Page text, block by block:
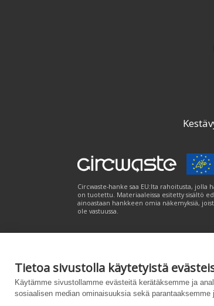
Tietoa sivustolla käytetyistä
Käytämme sivustollamme evästeitä kerätäksemme ja
sosiaalisen median ominaisuuksia sekä
Circwaste-hanke saa EU:lta rahoitusta, jolla
on tuotettu. Materiaaleissa esitetty sisältö
ainoastaan hankkeen omia näkemyksiä,
ole vastuussa.
Palvelukuvaus| Tietosuojailmoitus
Powered by – Suunniteltu